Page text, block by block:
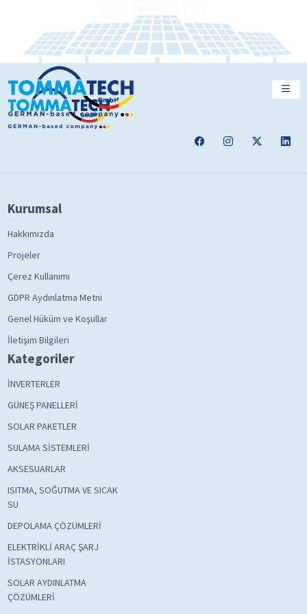
Kurumsal
Hakkımızda
Projeler
Çerez Kullanımı
GDPR Aydınlatma Metni
Genel Hüküm ve Koşullar
İletişim Bilgileri
Kategoriler
İNVERTERLER
GÜNEŞ PANELLERİ
SOLAR PAKETLER
SULAMA SİSTEMLERİ
AKSESUARLAR
ISITMA, SOĞUTMA VE SICAK
SU
DEPOLAMA ÇÖZÜMLERİ
ELEKTRİKLİ ARAÇ ŞARJ
İSTASYONLARI
SOLAR AYDINLATMA
ÇÖZÜMLERİ